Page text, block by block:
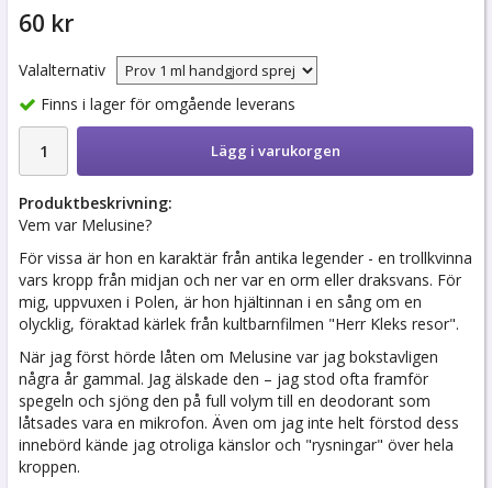
60 kr
Valalternativ
Finns i lager för omgående leverans
Lägg i varukorgen
Produktbeskrivning:
Vem var Melusine?
För vissa är hon en karaktär från antika legender - en trollkvinna
vars kropp från midjan och ner var en orm eller draksvans. För
mig, uppvuxen i Polen, är hon hjältinnan i en sång om en
olycklig, föraktad kärlek från kultbarnfilmen "Herr Kleks resor".
När jag först hörde låten om Melusine var jag bokstavligen
några år gammal. Jag älskade den – jag stod ofta framför
spegeln och sjöng den på full volym till en deodorant som
låtsades vara en mikrofon. Även om jag inte helt förstod dess
innebörd kände jag otroliga känslor och "rysningar" över hela
kroppen.